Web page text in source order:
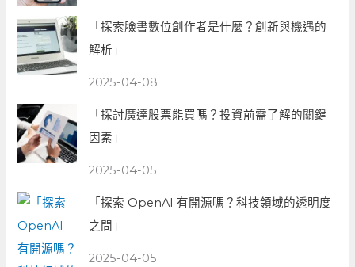
「探索臉書數位創作者是什麼？創新與機遇的
解析」
2025-04-08
「探討廣達股票能買嗎？投資前需了解的關鍵
因素」
2025-04-05
「探索 OpenAI 有開源嗎？科技領域的透明度
之問」
2025-04-05